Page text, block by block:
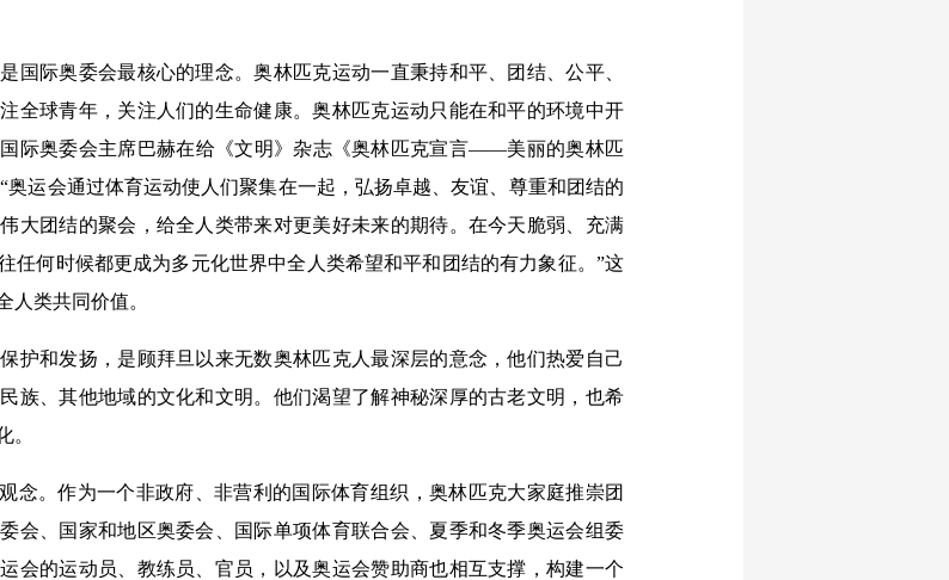
际奥委会最核心的理念。奥林匹克运动一直秉持和平、团结、公平、
全球青年，关注人们的生命健康。奥林匹克运动只能在和平的环境中开
际奥委会主席巴赫在给《文明》杂志《奥林匹克宣言——美丽的奥林匹
运会通过体育运动使人们聚集在一起，弘扬卓越、友谊、尊重和团结的
大团结的聚会，给全人类带来对更美好未来的期待。在今天脆弱、充满
任何时候都更成为多元化世界中全人类希望和平和团结的有力象征。”这
人类共同价值。
和发扬，是顾拜旦以来无数奥林匹克人最深层的意念，他们热爱自己
族、其他地域的文化和文明。他们渴望了解神秘深厚的古老文明，也希
。
。作为一个非政府、非营利的国际体育组织，奥林匹克大家庭推崇团
会、国家和地区奥委会、国际单项体育联合会、夏季和冬季奥运会组委
会的运动员、教练员、官员，以及奥运会赞助商也相互支撑，构建一个